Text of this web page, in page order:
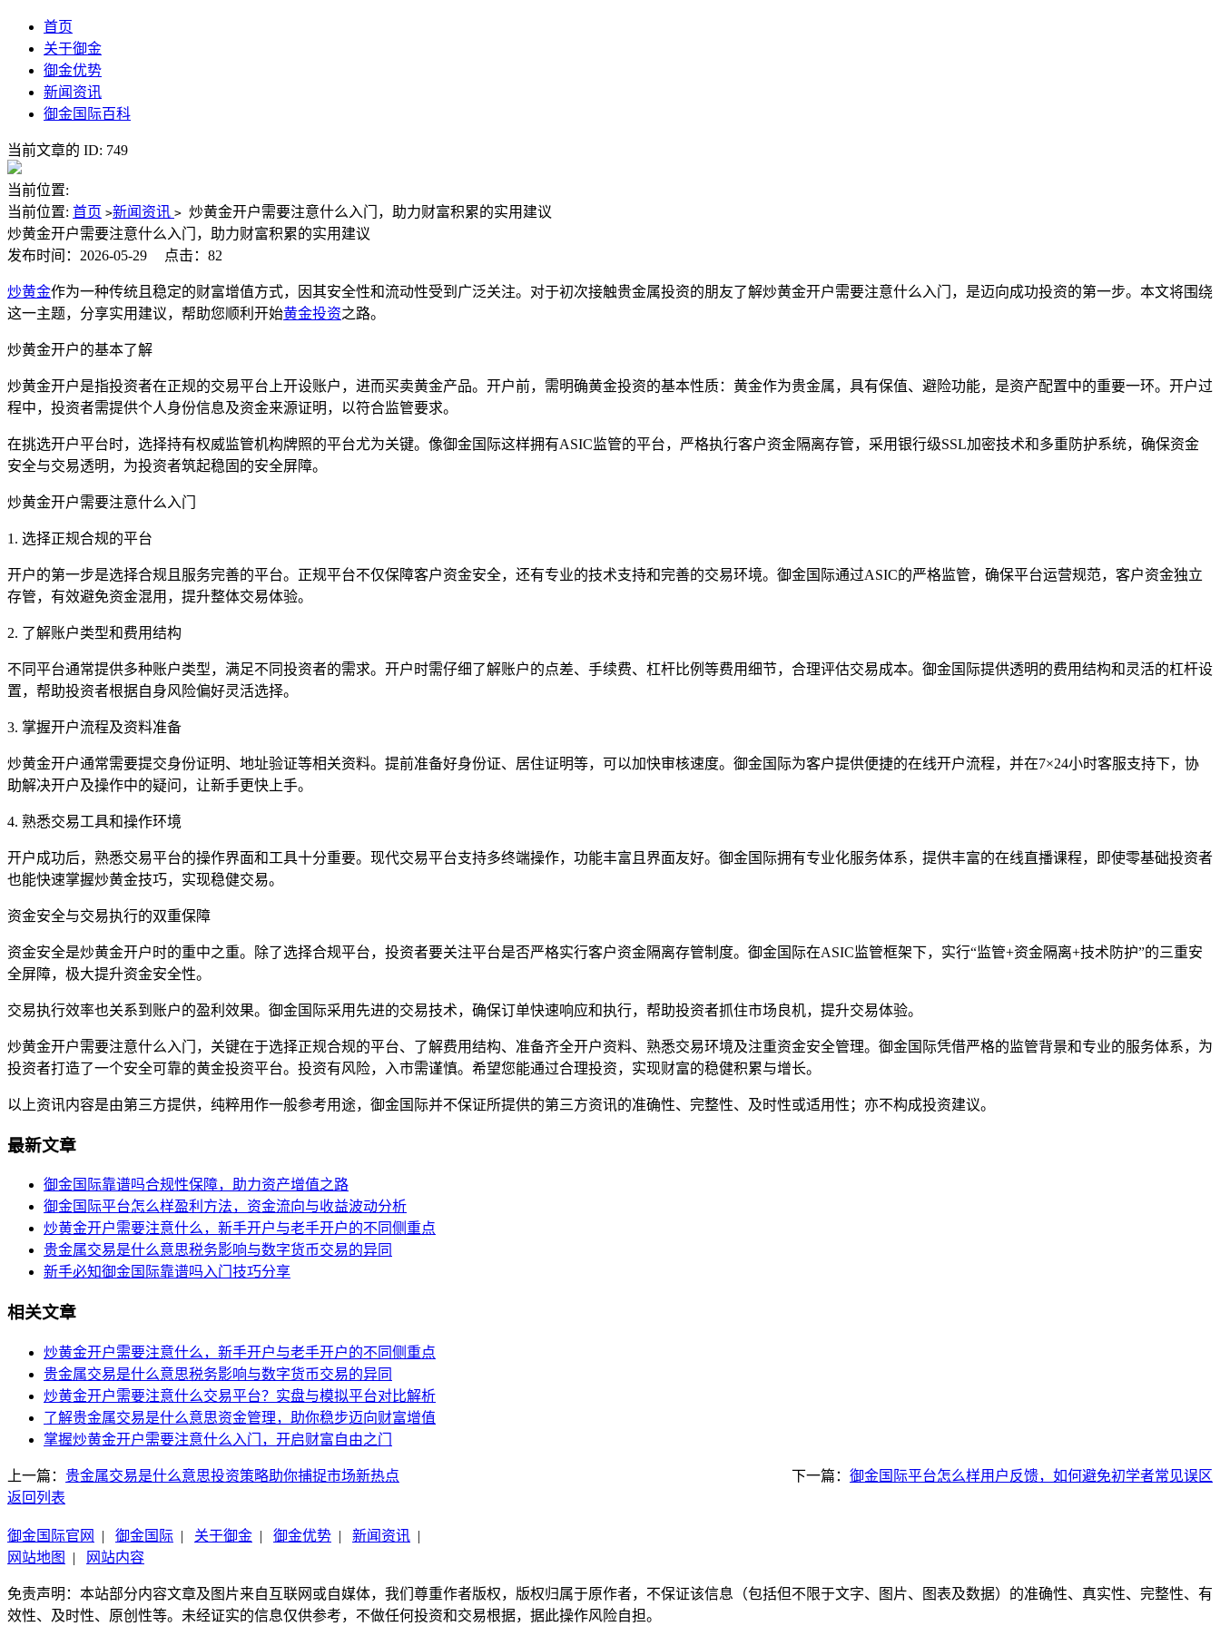
首页
关于御金
御金优势
新闻资讯
御金国际百科
当前文章的 ID: 749
当前位置:
当前位置: 首页 >新闻资讯 > 炒黄金开户需要注意什么入门，助力财富积累的实用建议
炒黄金开户需要注意什么入门，助力财富积累的实用建议
发布时间：2026-05-29
点击：82
炒黄金作为一种传统且稳定的财富增值方式，因其安全性和流动性受到广泛关注。对于初次接触贵金属投资的朋友了解炒黄金开户需要注意什么入门，是迈向成功投资的第一步。本文将围绕
这一主题，分享实用建议，帮助您顺利开始黄金投资之路。
炒黄金开户的基本了解
炒黄金开户是指投资者在正规的交易平台上开设账户，进而买卖黄金产品。开户前，需明确黄金投资的基本性质：黄金作为贵金属，具有保值、避险功能，是资产配置中的重要一环。开户过
程中，投资者需提供个人身份信息及资金来源证明，以符合监管要求。
在挑选开户平台时，选择持有权威监管机构牌照的平台尤为关键。像御金国际这样拥有ASIC监管的平台，严格执行客户资金隔离存管，采用银行级SSL加密技术和多重防护系统，确保资金
安全与交易透明，为投资者筑起稳固的安全屏障。
炒黄金开户需要注意什么入门
1. 选择正规合规的平台
开户的第一步是选择合规且服务完善的平台。正规平台不仅保障客户资金安全，还有专业的技术支持和完善的交易环境。御金国际通过ASIC的严格监管，确保平台运营规范，客户资金独立
存管，有效避免资金混用，提升整体交易体验。
2. 了解账户类型和费用结构
不同平台通常提供多种账户类型，满足不同投资者的需求。开户时需仔细了解账户的点差、手续费、杠杆比例等费用细节，合理评估交易成本。御金国际提供透明的费用结构和灵活的杠杆设
置，帮助投资者根据自身风险偏好灵活选择。
3. 掌握开户流程及资料准备
炒黄金开户通常需要提交身份证明、地址验证等相关资料。提前准备好身份证、居住证明等，可以加快审核速度。御金国际为客户提供便捷的在线开户流程，并在7×24小时客服支持下，协
助解决开户及操作中的疑问，让新手更快上手。
4. 熟悉交易工具和操作环境
开户成功后，熟悉交易平台的操作界面和工具十分重要。现代交易平台支持多终端操作，功能丰富且界面友好。御金国际拥有专业化服务体系，提供丰富的在线直播课程，即使零基础投资者
也能快速掌握炒黄金技巧，实现稳健交易。
资金安全与交易执行的双重保障
资金安全是炒黄金开户时的重中之重。除了选择合规平台，投资者要关注平台是否严格实行客户资金隔离存管制度。御金国际在ASIC监管框架下，实行“监管+资金隔离+技术防护”的三重安
全屏障，极大提升资金安全性。
交易执行效率也关系到账户的盈利效果。御金国际采用先进的交易技术，确保订单快速响应和执行，帮助投资者抓住市场良机，提升交易体验。
炒黄金开户需要注意什么入门，关键在于选择正规合规的平台、了解费用结构、准备齐全开户资料、熟悉交易环境及注重资金安全管理。御金国际凭借严格的监管背景和专业的服务体系，为
投资者打造了一个安全可靠的黄金投资平台。投资有风险，入市需谨慎。希望您能通过合理投资，实现财富的稳健积累与增长。
以上资讯内容是由第三方提供，纯粹用作一般参考用途，御金国际并不保证所提供的第三方资讯的准确性、完整性、及时性或适用性；亦不构成投资建议。
最新文章
御金国际靠谱吗合规性保障，助力资产增值之路
御金国际平台怎么样盈利方法，资金流向与收益波动分析
炒黄金开户需要注意什么，新手开户与老手开户的不同侧重点
贵金属交易是什么意思税务影响与数字货币交易的异同
新手必知御金国际靠谱吗入门技巧分享
相关文章
炒黄金开户需要注意什么，新手开户与老手开户的不同侧重点
贵金属交易是什么意思税务影响与数字货币交易的异同
炒黄金开户需要注意什么交易平台？实盘与模拟平台对比解析
了解贵金属交易是什么意思资金管理，助你稳步迈向财富增值
掌握炒黄金开户需要注意什么入门，开启财富自由之门
上一篇： 贵金属交易是什么意思投资策略助你捕捉市场新热点 下一篇： 御金国际平台怎么样用户反馈，如何避免初学者常见误区
返回列表
御金国际官网 | 御金国际 | 关于御金 | 御金优势 | 新闻资讯 |
网站地图
| 网站内容
免责声明：本站部分内容文章及图片来自互联网或自媒体，我们尊重作者版权，版权归属于原作者，不保证该信息（包括但不限于文字、图片、图表及数据）的准确性、真实性、完整性、有
效性、及时性、原创性等。未经证实的信息仅供参考，不做任何投资和交易根据，据此操作风险自担。